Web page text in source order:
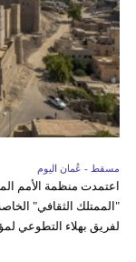
مسقط - عُمان اليوم
اعتمدت منظمة الأمم
"الممتلك الثقافي"
لفريق بهلاء التطوعي